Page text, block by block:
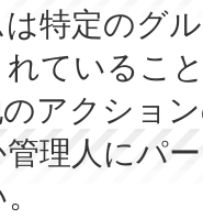
特定のグ
ているこ
アクショ
理人にパ